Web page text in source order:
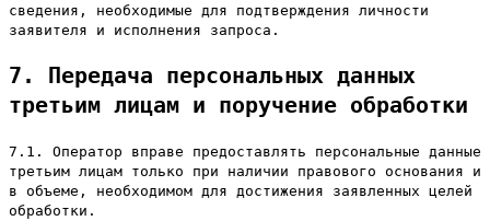
сведения, необходимые для подтверждения личности
заявителя и исполнения запроса.
7. Передача персональных данных
третьим лицам и поручение обработки
7.1. Оператор вправе предоставлять персональные данные
третьим лицам только при наличии правового основания и
в объеме, необходимом для достижения заявленных целей
обработки.